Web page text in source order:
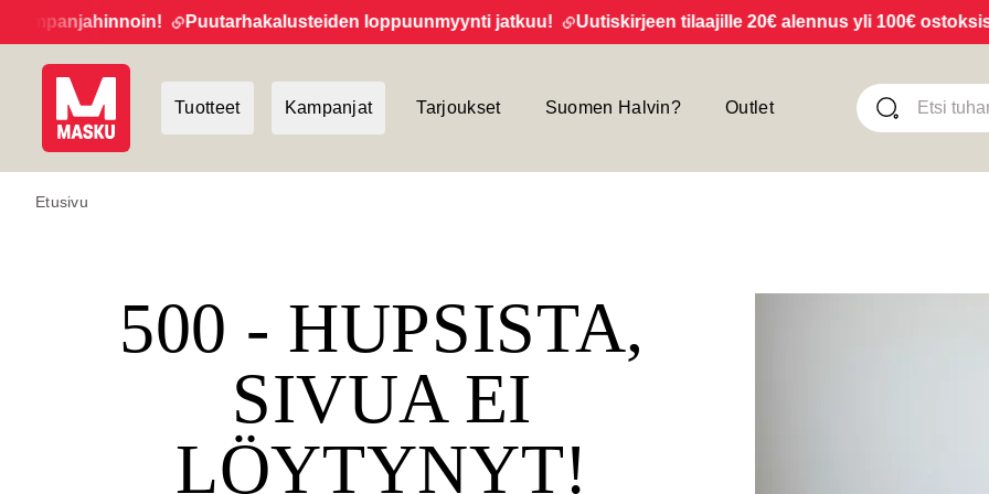
Puutarhakalusteiden loppuunmyynti jatkuu! Uutiskirjeen tilaajille 20€ alennus yli 100€ ostoksista!
Tuotteet Kampanjat Tarjoukset Suomen Halvin? Outlet
Etusivu
500 - HUPSISTA,
SIVUA EI
LÖYTYNYT!